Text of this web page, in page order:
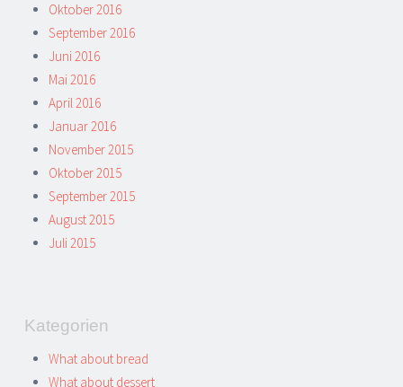
Oktober 2016
September 2016
Juni 2016
Mai 2016
April 2016
Januar 2016
November 2015
Oktober 2015
September 2015
August 2015
Juli 2015
Kategorien
What about bread
What about dessert